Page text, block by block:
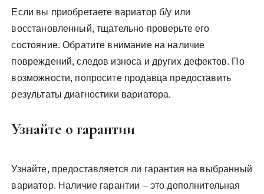
Если вы приобретаете вариатор б/у или
восстановленный, тщательно проверьте его
состояние. Обратите внимание на наличие
повреждений, следов износа и других дефектов. По
возможности, попросите продавца предоставить
результаты диагностики вариатора.
Узнайте о гарантии
Узнайте, предоставляется ли гарантия на выбранный
вариатор. Наличие гарантии – это дополнительная